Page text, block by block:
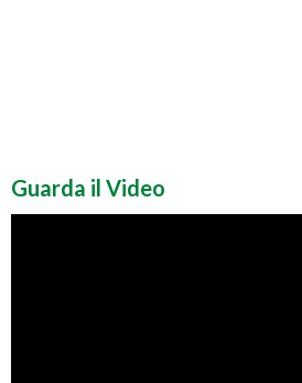
Guarda il Video